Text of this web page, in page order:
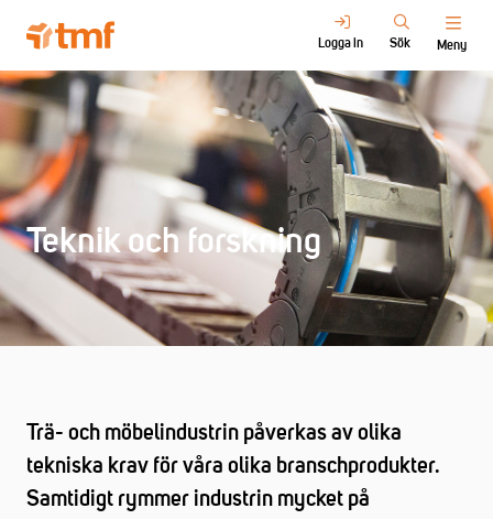
Logga in Sök Meny
Teknik och forskning
Trä- och möbelindustrin påverkas av olika
tekniska krav för våra olika branschprodukter.
Samtidigt rymmer industrin mycket på